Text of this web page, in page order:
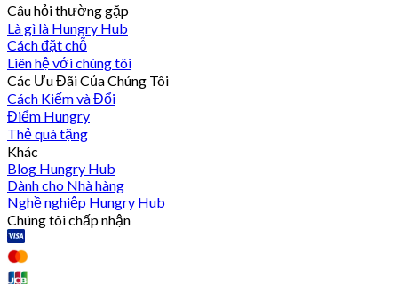
Câu hỏi thường gặp
Là gì là Hungry Hub
Cách đặt chỗ
Liên hệ với chúng tôi
Các Ưu Đãi Của Chúng Tôi
Cách Kiếm và Đổi
Điểm Hungry
Thẻ quà tặng
Khác
Blog Hungry Hub
Dành cho Nhà hàng
Nghề nghiệp Hungry Hub
Chúng tôi chấp nhận